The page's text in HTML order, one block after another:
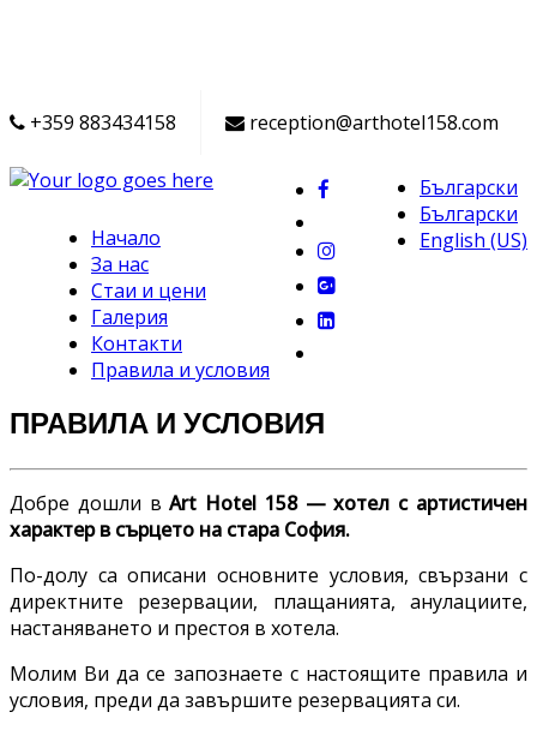
+359 883434158 reception@arthotel158.com
Български
Български
English (US)
Начало
За нас
Стаи и цени
Галерия
Контакти
Правила и условия
ПРАВИЛА И УСЛОВИЯ
Добре дошли вArt Hotel 158 — хотел с артистичен
характер в сърцето на стара София.
По-долу са описани основните условия, свързани с
директните резервации, плащанията, анулациите,
настаняването и престоя в хотела.
Молим Ви да се запознаете с настоящите правила и
условия, преди да завършите резервацията си.